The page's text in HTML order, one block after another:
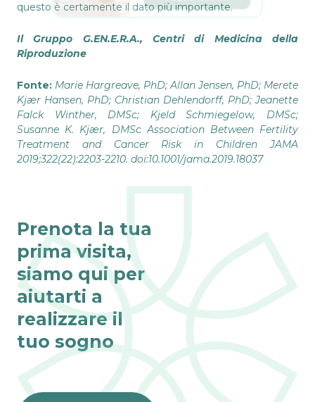
questo è certamente il dato più importante.
Il Gruppo G.EN.E.R.A., Centri di Medicina della
Riproduzione
Fonte: Marie Hargreave, PhD; Allan Jensen, PhD; Merete
Kjær Hansen, PhD; Christian Dehlendorff, PhD; Jeanette
Falck Winther, DMSc; Kjeld Schmiegelow, DMSc;
Susanne K. Kjær, DMSc Association Between Fertility
Treatment and Cancer Risk in Children JAMA
2019;322(22):2203-2210. doi:10.1001/jama.2019.18037
Prenota la tua
prima visita,
siamo qui per
aiutarti a
realizzare il
tuo sogno